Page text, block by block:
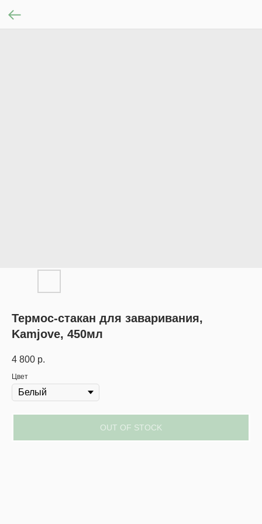
Термос-стакан для заваривания,
Kamjove, 450мл
4 800 р.
Цвет
OUT OF STOCK